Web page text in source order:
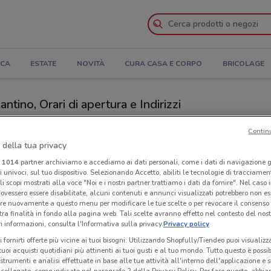
ESTATE NOVITÀ CURA CASA E CORPO BRICOLAGE
Orari di apertura e Indirizzi
Dell'Anno
della tua privacy
1014partner archiviamo e accediamo ai dati personali, come i dati di navigazione
sul tuo dispositivo. Selezionando Accetto, abiliti le tecnologie di
scopi mostrati alla voce "Noi e i nostri partner trattiamo i dati da fornire". Nel caso
essere disabilitate, alcuni contenuti e annunci visualizzati potrebbero non
nuovamente a questo menu per modificare le tue scelte o per revocare il
finalità in fondo alla pagina web. Tali scelte avranno effetto nel contesto del
informazioni, consulta l'Informativa sulla privacy.Privacy policy
fornirti offerte più vicine ai tuoi bisogni: Utilizzando Shopfully/Tiendeo puoi
acquisti quotidiani più attinenti ai tuoi gusti e al tuo mondo. Tutto questo è
e analisi effettuate in base alle tue attività all'interno dell'applicazione e